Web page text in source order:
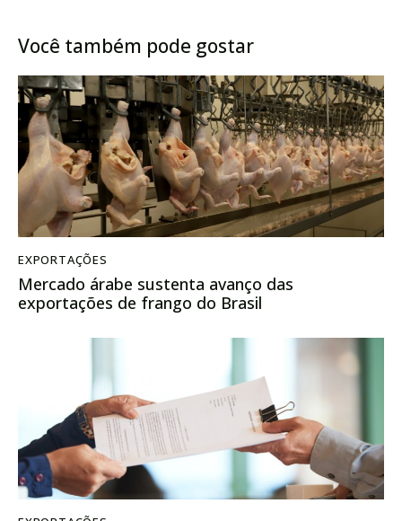
Você também pode gostar
EXPORTAÇÕES
Mercado árabe sustenta avanço das
exportações de frango do Brasil